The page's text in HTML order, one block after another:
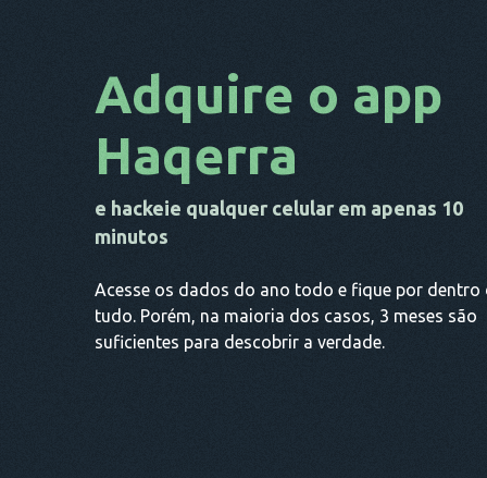
Adquire o app
Haqerra
e hackeie qualquer celular em apenas 10
minutos
Acesse os dados do ano todo e fique por dentro
tudo. Porém, na maioria dos casos, 3 meses são
suficientes para descobrir a verdade.